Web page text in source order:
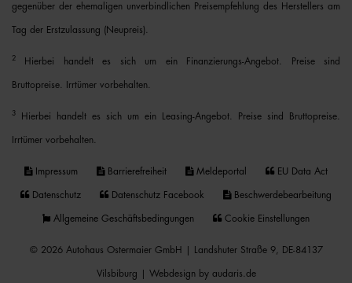
gegenüber der ehemaligen unverbindlichen Preisempfehlung des Herstellers am
Tag der Erstzulassung (Neupreis).
2 Hierbei handelt es sich um ein Finanzierungs-Angebot. Preise sind
Bruttopreise. Irrtümer vorbehalten.
3 Hierbei handelt es sich um ein Leasing-Angebot. Preise sind Bruttopreise.
Irrtümer vorbehalten.
Impressum Barrierefreiheit Meldeportal EU Data Act
Datenschutz Datenschutz Facebook Beschwerdebearbeitung
Allgemeine Geschäftsbedingungen Cookie Einstellungen
© 2026 Autohaus Ostermaier GmbH | Landshuter Straße 9, DE-84137
Vilsbiburg | Webdesign by audaris.de